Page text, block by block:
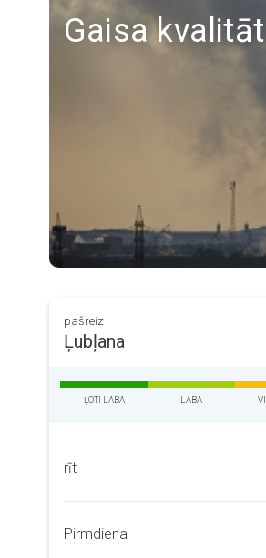
Gaisa
pašreiz
Ļubļana
ĻOTI LABA LABA
rīt
Pirmdiena